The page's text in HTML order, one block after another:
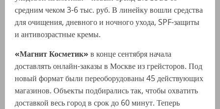
средним чеком 3-6 тыс. руб. В линейку вошли средства
для очищения, дневного и ночного ухода, SPF-защиты
и антивозрастные кремы.
«Магнит Косметик» в конце сентября начала
доставлять онлайн-заказы в Москве из грейсторов. Под
новый формат были переоборудованы 45 действующих
магазинов. Объекты подбирались так, чтобы охватить
доставкой весь город в срок до 60 минут. Теперь